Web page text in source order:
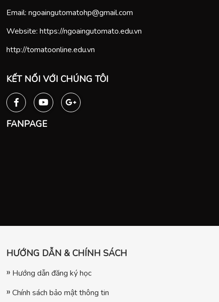
Email: ngoaingutomatohp@gmail.com
Website: https://ngoaingutomato.edu.vn
http://tomatoonline.edu.vn
KẾT NỐI VỚI CHÚNG TÔI
FANPAGE
HƯỚNG DẪN & CHÍNH SÁCH
Hướng dẫn đăng ký học
Chính sách bảo mật thông tin